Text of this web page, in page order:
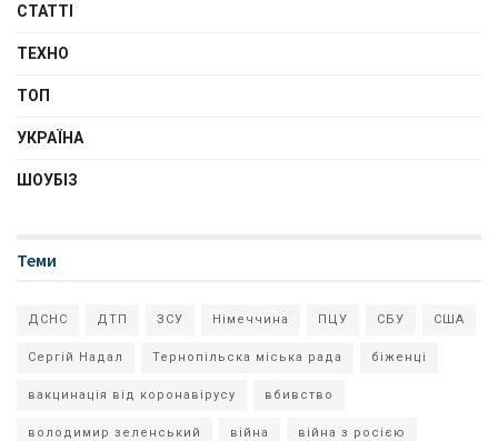
СТАТТІ
ТЕХНО
ТОП
УКРАЇНА
ШОУБІЗ
Теми
ДСНС ДТП ЗСУ Німеччина ПЦУ СБУ США
Сергій Надал Тернопільска міська рада біженці
вакцинація від коронавірусу вбивство
володимир зеленський війна війна з росією